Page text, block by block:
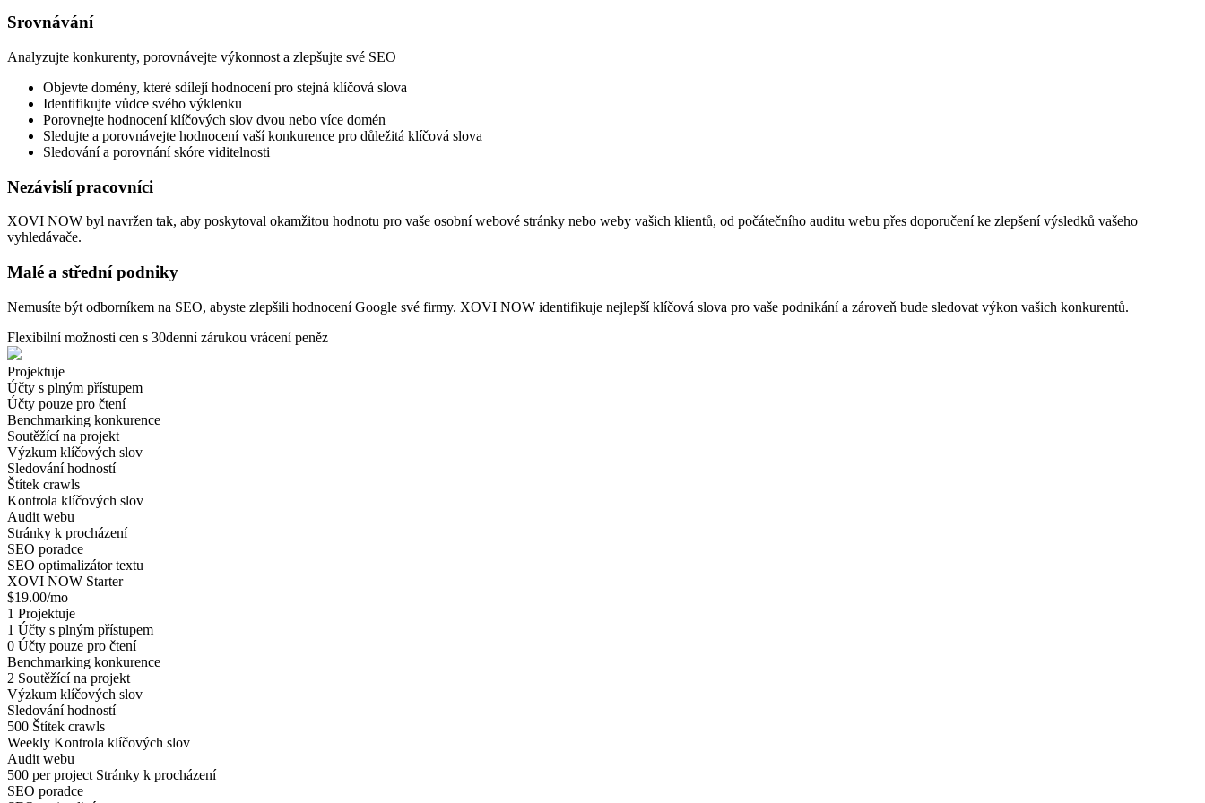
Srovnávání
Analyzujte konkurenty, porovnávejte výkonnost a zlepšujte své SEO
Objevte domény, které sdílejí hodnocení pro stejná klíčová slova
Identifikujte vůdce svého výklenku
Porovnejte hodnocení klíčových slov dvou nebo více domén
Sledujte a porovnávejte hodnocení vaší konkurence pro důležitá klíčová slova
Sledování a porovnání skóre viditelnosti
Nezávislí pracovníci
XOVI NOW byl navržen tak, aby poskytoval okamžitou hodnotu pro vaše osobní webové stránky nebo weby vašich klientů, od počátečního auditu webu přes doporučení ke zlepšení výsledků vašeho
vyhledávače.
Malé a střední podniky
Nemusíte být odborníkem na SEO, abyste zlepšili hodnocení Google své firmy. XOVI NOW identifikuje nejlepší klíčová slova pro vaše podnikání a zároveň bude sledovat výkon vašich konkurentů.
Flexibilní možnosti cen s 30denní zárukou vrácení peněz
Projektuje
Účty s plným přístupem
Účty pouze pro čtení
Benchmarking konkurence
Soutěžící na projekt
Výzkum klíčových slov
Sledování hodností
Štítek crawls
Kontrola klíčových slov
Audit webu
Stránky k procházení
SEO poradce
SEO optimalizátor textu
XOVI NOW Starter
$19.00/mo
1 Projektuje
1 Účty s plným přístupem
0 Účty pouze pro čtení
Benchmarking konkurence
2 Soutěžící na projekt
Výzkum klíčových slov
Sledování hodností
500 Štítek crawls
Weekly Kontrola klíčových slov
Audit webu
500 per project Stránky k procházení
SEO poradce